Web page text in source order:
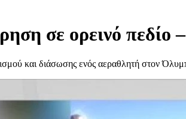
σε ορεινό πεδίο
και διάσωσης ενός αεραθλητή στον